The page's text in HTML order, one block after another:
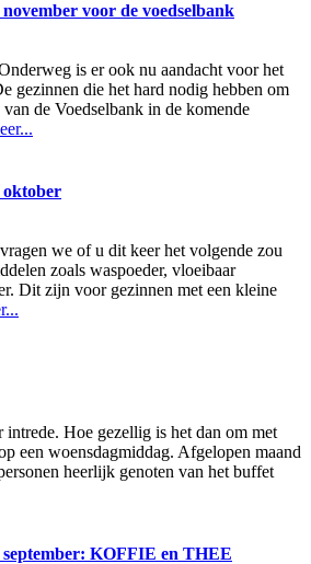
voor de voedselbank
is er ook nu aandacht voor het
gezinnen die het hard nodig hebben om
de Voedselbank in de komende
oktober
we of u dit keer het volgende zou
zoals waspoeder, vloeibaar
Dit zijn voor gezinnen met een kleine
intrede. Hoe gezellig is het dan om met
een woensdagmiddag. Afgelopen maand
heerlijk genoten van het buffet
KOFFIE en THEE